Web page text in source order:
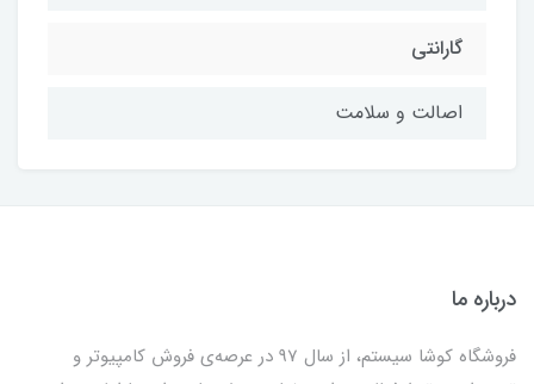
گارانتی
اصالت و سلامت
درباره ما
فروشگاه کوشا سیستم، از سال 97 در عرصه‌ی فروش کامپیوتر و